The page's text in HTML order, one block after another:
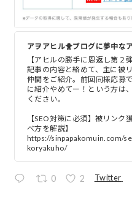
アヲアヒル🐥ブログに夢中な
【アヒルの勝手に恩返し第２弾
記事の内容と絡めて、主に被
仲間をご紹介。前回同様応募
に紹介やめてー！という方は
ください。
【SEO対策に必須】被リンク
べ方を解説】
https://sinpapakomuin.com/
koryakuho/
0 2 Twitter